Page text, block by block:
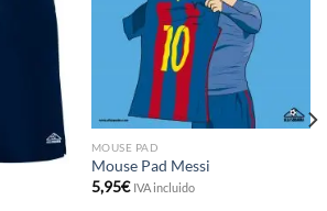
MOUSE PAD
Mouse Pad Messi
5,95€ IVA incluido